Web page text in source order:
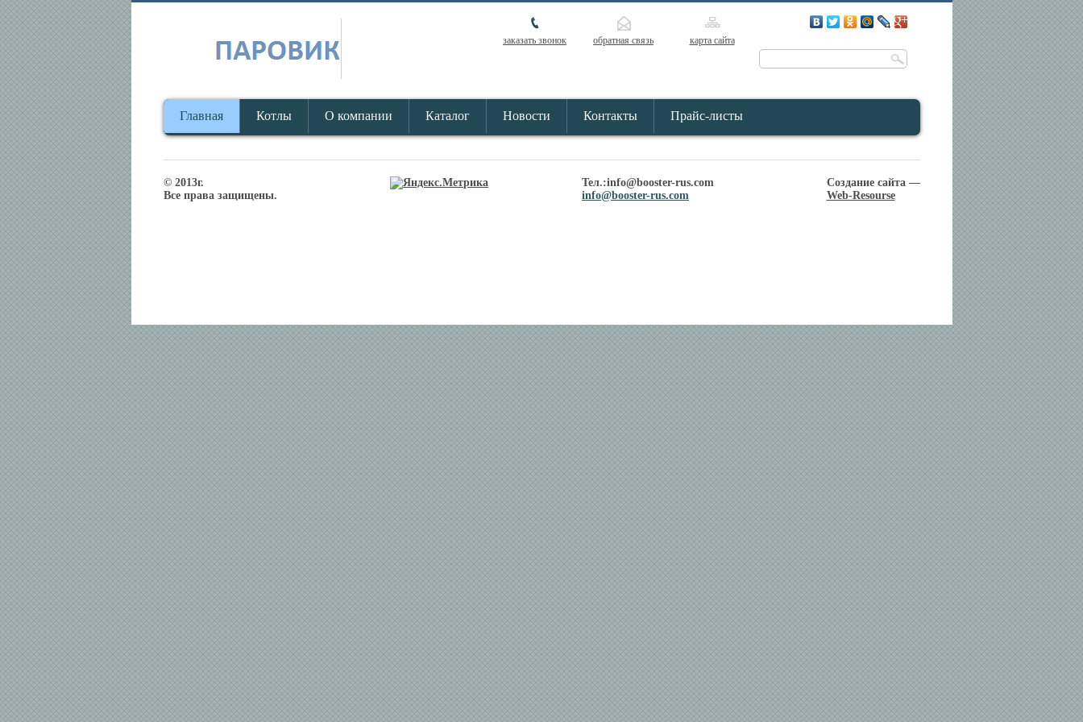
заказать звонок обратная связь карта сайта
Главная Котлы О компании Каталог Новости Контакты Прайс-листы
© 2013г.
Все права защищены.
Тел.:info@booster-rus.com
info@booster-rus.com
Создание сайта —
Web-Resourse